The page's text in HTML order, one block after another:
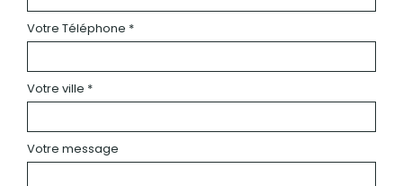
Votre Téléphone *
Votre ville *
Votre message